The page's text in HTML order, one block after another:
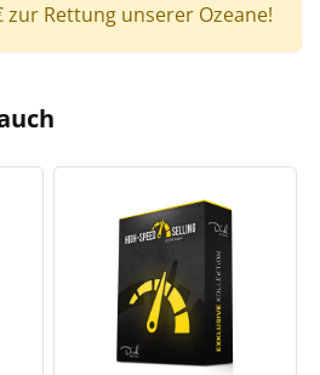
zur Rettung unserer Ozeane!